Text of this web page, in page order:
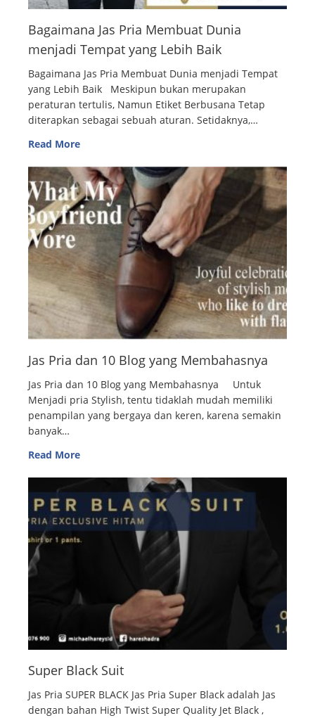
Bagaimana Jas Pria Membuat Dunia
menjadi Tempat yang Lebih Baik
Bagaimana Jas Pria Membuat Dunia menjadi Tempat
yang Lebih Baik Meskipun bukan merupakan
peraturan tertulis, Namun Etiket Berbusana Tetap
diterapkan sebagai sebuah aturan. Setidaknya,…
Read More
Jas Pria dan 10 Blog yang Membahasnya
Jas Pria dan 10 Blog yang Membahasnya Untuk
Menjadi pria Stylish, tentu tidaklah mudah memiliki
penampilan yang bergaya dan keren, karena semakin
banyak…
Read More
Super Black Suit
Jas Pria SUPER BLACK Jas Pria Super Black adalah Jas
dengan bahan High Twist Super Quality Jet Black ,